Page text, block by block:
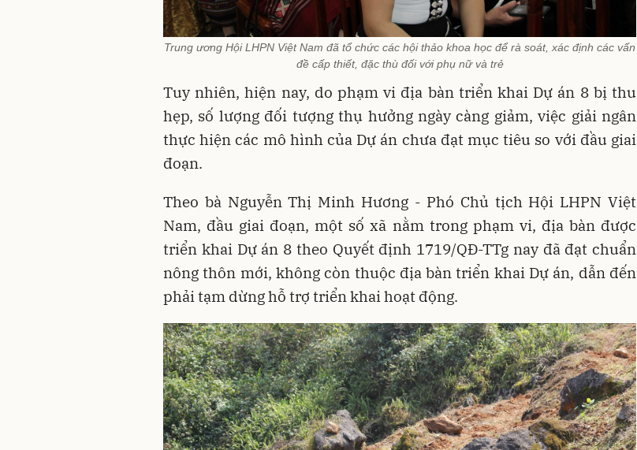
Trung ương Hội LHPN Việt Nam đã tổ chức các hội thảo khoa học để rà soát, xác định các vấn
đề cấp thiết, đặc thù đối với phụ nữ và trẻ
Tuy nhiên, hiện nay, do phạm vi địa bàn triển khai Dự án 8 bị thu
hẹp, số lượng đối tượng thụ hưởng ngày càng giảm, việc giải ngân
thực hiện các mô hình của Dự án chưa đạt mục tiêu so với đầu giai
đoạn.
Theo bà Nguyễn Thị Minh Hương - Phó Chủ tịch Hội LHPN Việt
Nam, đầu giai đoạn, một số xã nằm trong phạm vi, địa bàn được
triển khai Dự án 8 theo Quyết định 1719/QĐ-TTg nay đã đạt chuẩn
nông thôn mới, không còn thuộc địa bàn triển khai Dự án, dẫn đến
phải tạm dừng hỗ trợ triển khai hoạt động.